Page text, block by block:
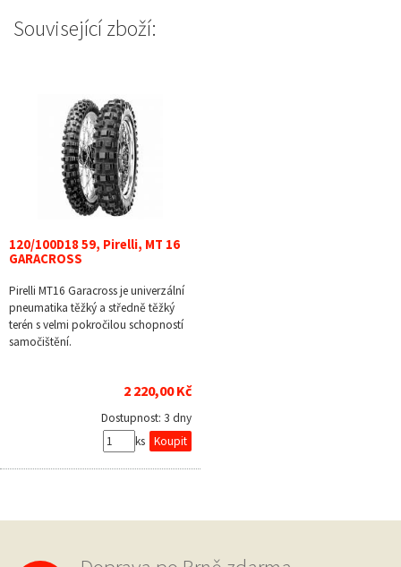
Související zboží:
120/100D18 59, Pirelli, MT 16
GARACROSS
Pirelli MT16 Garacross je univerzální
pneumatika těžký a středně těžký
terén s velmi pokročilou schopností
samočištění.
2 220,00 Kč
Dostupnost: 3 dny
ks